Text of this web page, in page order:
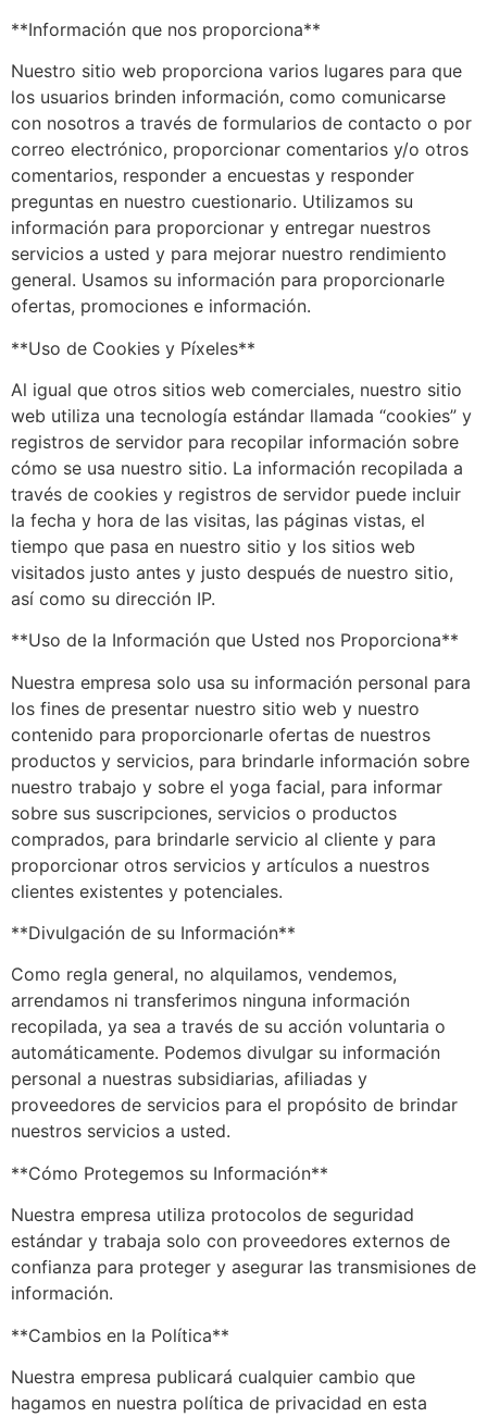
**Información que nos proporciona**
Nuestro sitio web proporciona varios lugares para que
los usuarios brinden información, como comunicarse
con nosotros a través de formularios de contacto o por
correo electrónico, proporcionar comentarios y/o otros
comentarios, responder a encuestas y responder
preguntas en nuestro cuestionario. Utilizamos su
información para proporcionar y entregar nuestros
servicios a usted y para mejorar nuestro rendimiento
general. Usamos su información para proporcionarle
ofertas, promociones e información.
**Uso de Cookies y Píxeles**
Al igual que otros sitios web comerciales, nuestro sitio
web utiliza una tecnología estándar llamada “cookies” y
registros de servidor para recopilar información sobre
cómo se usa nuestro sitio. La información recopilada a
través de cookies y registros de servidor puede incluir
la fecha y hora de las visitas, las páginas vistas, el
tiempo que pasa en nuestro sitio y los sitios web
visitados justo antes y justo después de nuestro sitio,
así como su dirección IP.
**Uso de la Información que Usted nos Proporciona**
Nuestra empresa solo usa su información personal para
los fines de presentar nuestro sitio web y nuestro
contenido para proporcionarle ofertas de nuestros
productos y servicios, para brindarle información sobre
nuestro trabajo y sobre el yoga facial, para informar
sobre sus suscripciones, servicios o productos
comprados, para brindarle servicio al cliente y para
proporcionar otros servicios y artículos a nuestros
clientes existentes y potenciales.
**Divulgación de su Información**
Como regla general, no alquilamos, vendemos,
arrendamos ni transferimos ninguna información
recopilada, ya sea a través de su acción voluntaria o
automáticamente. Podemos divulgar su información
personal a nuestras subsidiarias, afiliadas y
proveedores de servicios para el propósito de brindar
nuestros servicios a usted.
**Cómo Protegemos su Información**
Nuestra empresa utiliza protocolos de seguridad
estándar y trabaja solo con proveedores externos de
confianza para proteger y asegurar las transmisiones de
información.
**Cambios en la Política**
Nuestra empresa publicará cualquier cambio que
hagamos en nuestra política de privacidad en esta